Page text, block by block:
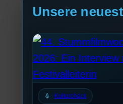
Unsere
mic Kulturcheck